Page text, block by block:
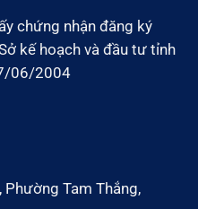
chứng nhận đăng ký
kế hoạch và đầu tư tỉnh
06/2004
Tam Thắng,